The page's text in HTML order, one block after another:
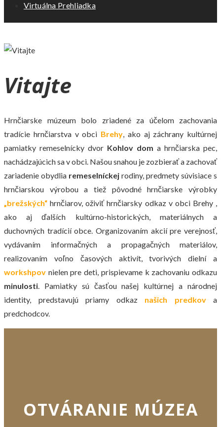
Virtuálna Prehliadka
Vitajte
Hrnčiarske múzeum bolo zriadené za účelom zachovania
tradície hrnčiarstva v obci Brehy, ako aj záchrany kultúrnej
pamiatky remeselnícky dvor Kohlov dom a hrnčiarska pec,
nachádzajúcich sa v obci. Našou snahou je zozbierať a zachovať
zariadenie obydlia remeselníckej rodiny, predmety súvisiace s
hrnčiarskou výrobou a tiež pôvodné hrnčiarske výrobky
„brežských“ hrnčiarov, oživiť hrnčiarsky odkaz v obci Brehy ,
ako aj ďalších kultúrno-historických, materiálnych a
duchovných tradícií obce. Organizovaním akcií pre verejnosť,
vydávaním informačných a propagačných materiálov,
realizovaním voľno časových aktivít, tvorivých dielní a
workshpov nielen pre deti, prispievame k zachovaniu odkazu
minulosti. Pamiatky sú časťou našej kultúrnej a národnej
identity, predstavujú priamy odkaz našich predkova
predchodcov.
OTVÁRANIE MÚZEA